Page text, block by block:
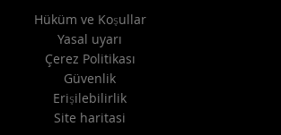
Hüküm ve Koşullar
Yasal uyarı
Çerez Politikası
Güvenlik
Erişilebilirlik
Site haritasi